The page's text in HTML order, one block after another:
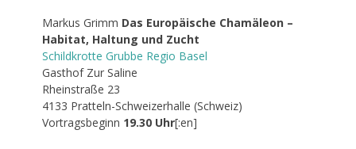
Markus Grimm Das Europäische Chamäleon –
Habitat, Haltung und Zucht
Schildkrotte Grubbe Regio Basel
Gasthof Zur Saline
Rheinstraße 23
4133 Pratteln-Schweizerhalle (Schweiz)
Vortragsbeginn 19.30 Uhr[:en]